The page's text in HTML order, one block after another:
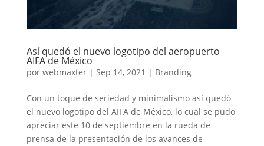
Así quedó el nuevo logotipo del aeropuerto
AIFA de México
por webmaxter| Sep 14, 2021 | Branding
Con un toque de seriedad y minimalismo así quedó
el nuevo logotipo del AIFA de México, lo cual se pudo
apreciar este 10 de septiembre en la rueda de
prensa de la presentación de los avances de